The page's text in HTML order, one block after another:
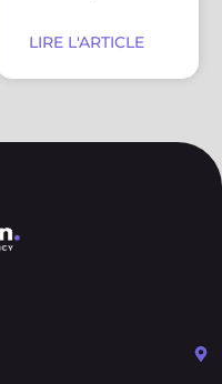
LIRE L'ARTICLE